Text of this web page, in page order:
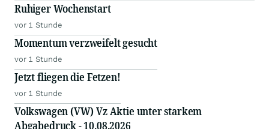
Ruhiger Wochenstart
vor 1 Stunde
Momentum verzweifelt gesucht
vor 1 Stunde
Jetzt fliegen die Fetzen!
vor 1 Stunde
Volkswagen (VW) Vz Aktie unter starkem
Abgabedruck - 10.08.2026